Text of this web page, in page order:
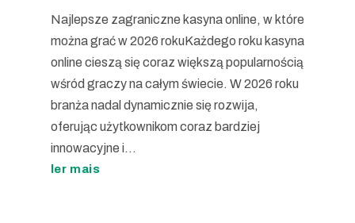
Najlepsze zagraniczne kasyna online, w które
można grać w 2026 rokuKażdego roku kasyna
online cieszą się coraz większą popularnością
wśród graczy na całym świecie. W 2026 roku
branża nadal dynamicznie się rozwija,
oferując użytkownikom coraz bardziej
innowacyjne i...
ler mais